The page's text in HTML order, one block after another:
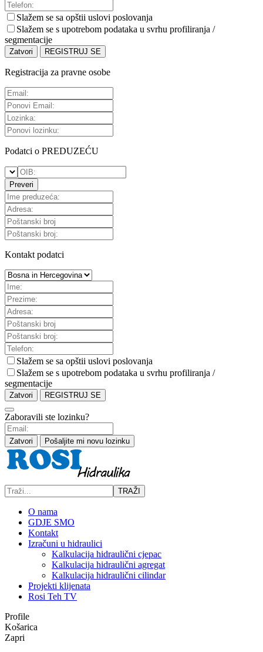
Slažem se sa opštii uslovi poslovanja
Slažem se s upotrebom podataka u svrhu profiliranja /
segmentacije
Zatvori REGISTRUJ SE
Registracija za pravne osobe
Podatci o PREDUZEĆU
Preveri
Kontakt podatci
Slažem se sa opštii uslovi poslovanja
Slažem se s upotrebom podataka u svrhu profiliranja /
segmentacije
Zatvori REGISTRUJ SE
Zaboravili ste lozinku?
Zatvori Pošaljite mi novu lozinku
TRAŽI
O nama
GDJE SMO
Kontakt
Izračuni u hidraulici
Kalkulacija hidraulični cjepac
Kalkulacija hidraulični agregat
Kalkulacija hidraulični cilindar
Projekti klijenata
Rosi Teh TV
Profile
Košarica
Zapri